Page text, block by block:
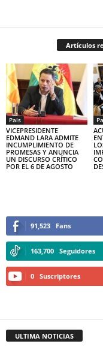
Artículos
Pais
VICEPRESIDENTE
EDMAND LARA ADMITE
INCUMPLIMIENTO DE
PROMESAS Y ANUNCIA
UN DISCURSO CRÍTICO
POR EL 6 DE AGOSTO
91,523 Fans
163,700 Seguidores
0 Suscriptores
ULTIMA NOTICIAS